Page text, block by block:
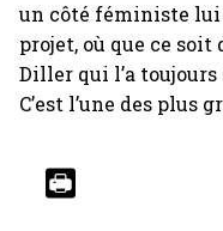
un côté féministe lui
projet, où que ce soit
Diller qui l’a
C’est l’une des plus